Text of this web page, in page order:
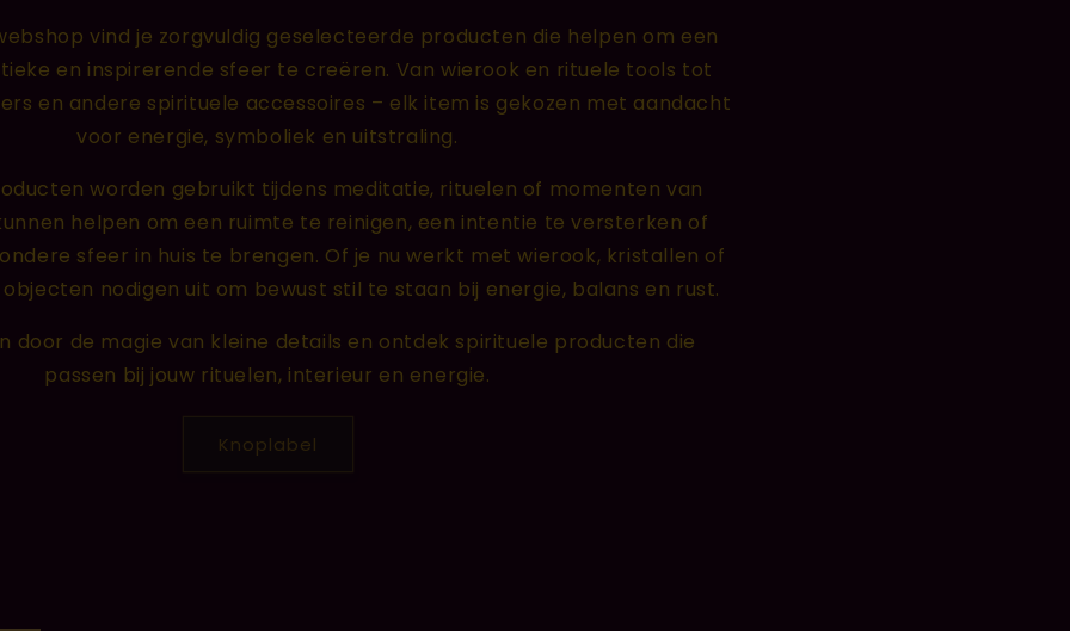
vind je zorgvuldig geselecteerde producten die helpen om een
en inspirerende sfeer te creëren. Van wierook en rituele tools tot
en andere spirituele accessoires – elk item is gekozen met aandacht
voor energie, symboliek en uitstraling.
worden gebruikt tijdens meditatie, rituelen of momenten van
helpen om een ruimte te reinigen, een intentie te versterken of
sfeer in huis te brengen. Of je nu werkt met wierook, kristallen of
nodigen uit om bewust stil te staan bij energie, balans en rust.
door de magie van kleine details en ontdek spirituele producten die
passen bij jouw rituelen, interieur en energie.
Knoplabel